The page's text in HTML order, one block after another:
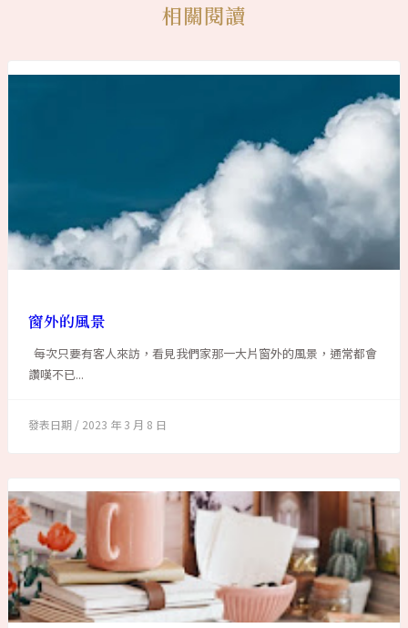
相關閱讀
窗外的風景
每次只要有客人來訪，看見我們家那一大片窗外的風景，通常都會
讚嘆不已...
2023 年 3 月 8 日